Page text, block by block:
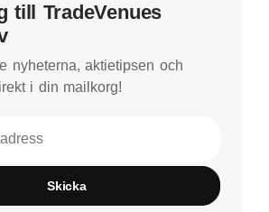
till TradeVenues
nyheterna, aktietipsen och
i din mailkorg!
Skicka